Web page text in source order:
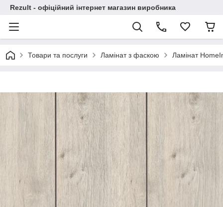
Rezult - офіційний інтернет магазин виробника
Товари та послуги Ламінат з фаскою Ламінат